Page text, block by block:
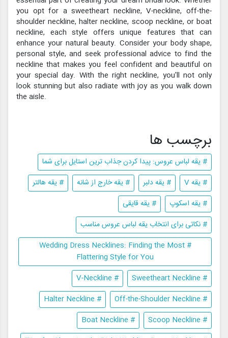
you opt for a sweetheart neckline, V-neckline, off-the-
shoulder neckline, halter neckline, scoop neckline, or boat
neckline, each style offers unique features that can
enhance your natural beauty. Consider your body shape,
personal style, and seek professional advice to find the
neckline that makes you feel confident and beautiful on
your special day. With the right neckline, you'll not only
look stunning but also radiate with joy as you walk down
the aisle.
برچسب ها
# یقه لباس عروس: پیدا کردن جذاب ترین استایل برای شما
# یقه V
# یقه دلبر # یقه خارج از شانه
# یقه هالتر
# یقه اسکوپ
# یقه قایقی
# نکاتی برای انتخاب یقه لباس عروس مناسب
# Wedding Dress Necklines: Finding the Most
Flattering Style for You
# Sweetheart Neckline
# V-Neckline
# Off-the-Shoulder Neckline
# Halter Neckline
# Scoop Neckline
# Boat Neckline